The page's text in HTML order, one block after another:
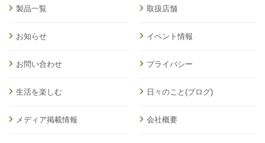
製品一覧
お知らせ
お問い合わせ
生活を楽しむ
メディア掲載情報
取扱店舗
イベント情報
プライバシー
日々のこと(ブログ)
会社概要